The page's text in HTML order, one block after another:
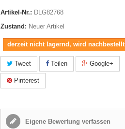
Artikel-Nr.: DLG82768
Zustand: Neuer Artikel
derzeit nicht lagernd, wird nachbestellt
Tweet Teilen Google+
Pinterest
Eigene Bewertung verfassen